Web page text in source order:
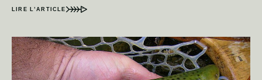
LIRE L’ARTICLE